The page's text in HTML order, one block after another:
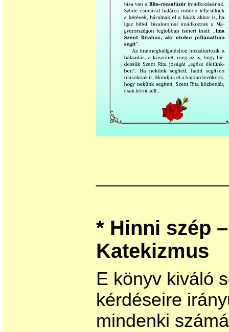
* Hinni szép
Katekizmus
E könyv kiváló
kérdéseire
mindenki